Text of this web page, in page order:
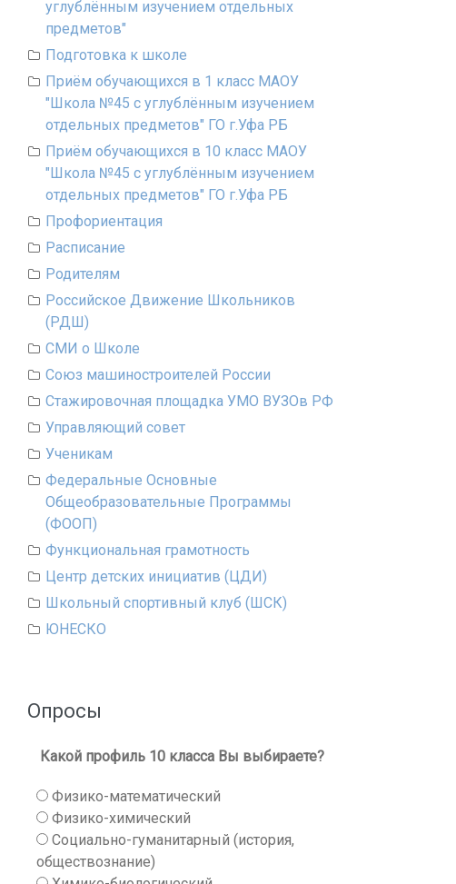
углублённым изучением отдельных
предметов"
Подготовка к школе
Приём обучающихся в 1 класс МАОУ
"Школа №45 с углублённым изучением
отдельных предметов" ГО г.Уфа РБ
Приём обучающихся в 10 класс МАОУ
"Школа №45 с углублённым изучением
отдельных предметов" ГО г.Уфа РБ
Профориентация
Расписание
Родителям
Российское Движение Школьников
(РДШ)
СМИ о Школе
Союз машиностроителей России
Стажировочная площадка УМО ВУЗОв РФ
Управляющий совет
Ученикам
Федеральные Основные
Общеобразовательные Программы
(ФООП)
Функциональная грамотность
Центр детских инициатив (ЦДИ)
Школьный спортивный клуб (ШСК)
ЮНЕСКО
Опросы
Какой профиль 10 класса Вы выбираете?
Физико-математический
Физико-химический
Социально-гуманитарный (история,
обществознание)